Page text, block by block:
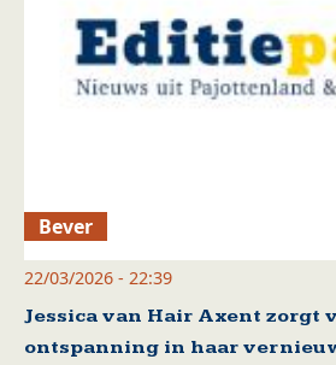
Bever
22/03/2026 - 22:39
Jessica van Hair Axent zorgt
ontspanning in haar